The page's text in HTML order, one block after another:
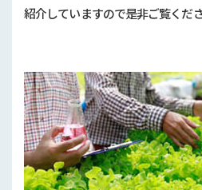
紹介していますので是非ご覧くださ
病害虫
行政情報
補助事業
2020年 (167)
2019年 (5)